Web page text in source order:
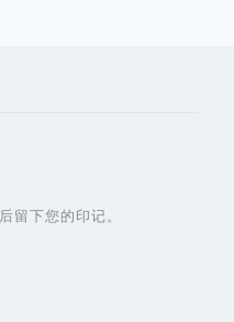
后留下您的印记。